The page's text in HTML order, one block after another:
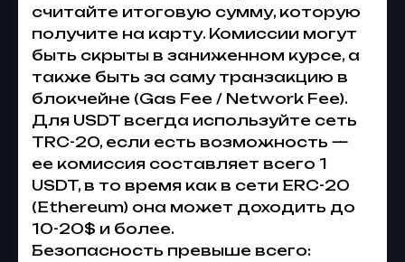
считайте итоговую сумму, которую
получите на карту. Комиссии могут
быть скрыты в заниженном курсе, а
также быть за саму транзакцию в
блокчейне (Gas Fee / Network Fee).
Для USDT всегда используйте сеть
TRC-20, если есть возможность —
ее комиссия составляет всего 1
USDT, в то время как в сети ERC-20
(Ethereum) она может доходить до
10-20$ и более.
Безопасность превыше всего: